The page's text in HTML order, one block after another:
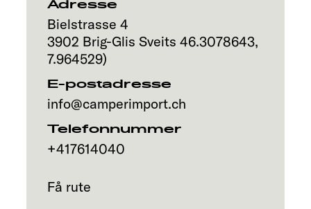
Adresse
Bielstrasse 4
3902 Brig-Glis Sveits 46.3078643,
7.964529)
E-postadresse
info@camperimport.ch
Telefonnummer
+417614040
Få rute